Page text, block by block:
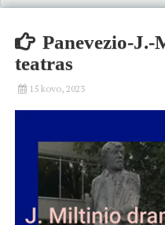
Panevezio-
teatras
15 kovo, 2023